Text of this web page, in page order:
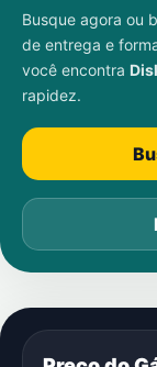
Busque agora ou
de entrega e
você encontra
rapidez.